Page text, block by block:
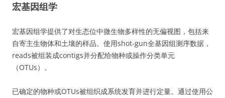
宏基因组学
宏基因组学提供了对生态位中微生物多样性的无偏视图，包括来
自寄主生物体和土壤的样品。使用shot-gun全基因组测序数据，
reads被组装成contigs并分配给物种或操作分类单元
（OTUs）。
已确定的物种或OTUs被组织成系统发育并进行定量。通过使用公